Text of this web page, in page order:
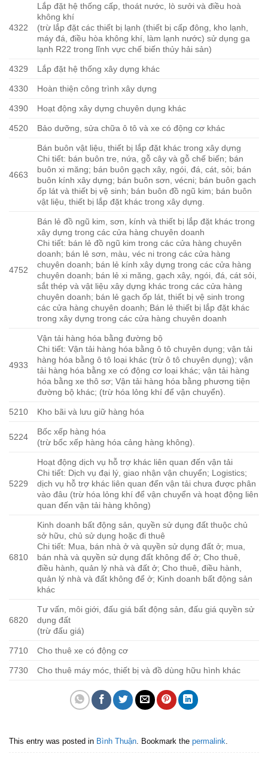
4322
Lắp đặt hệ thống cấp, thoát nước, lò sưởi và điều hoà
không khí
(trừ lắp đặt các thiết bị lạnh (thiết bị cấp đông, kho lạnh,
máy đá, điều hòa không khí, làm lạnh nước) sử dụng ga
lạnh R22 trong lĩnh vực chế biến thủy hải sản)
4329 Lắp đặt hệ thống xây dựng khác
4330 Hoàn thiện công trình xây dựng
4390 Hoạt động xây dựng chuyên dụng khác
4520 Bảo dưỡng, sửa chữa ô tô và xe có động cơ khác
4663
Bán buôn vật liệu, thiết bị lắp đặt khác trong xây dựng
Chi tiết: bán buôn tre, nứa, gỗ cây và gỗ chế biến; bán
buôn xi măng; bán buôn gạch xây, ngói, đá, cát, sỏi; bán
buôn kính xây dựng; bán buôn sơn, vécni; bán buôn gạch
ốp lát và thiết bị vệ sinh; bán buôn đồ ngũ kim; bán buôn
vật liệu, thiết bị lắp đặt khác trong xây dựng.
4752
Bán lẻ đồ ngũ kim, sơn, kính và thiết bị lắp đặt khác trong
xây dựng trong các cửa hàng chuyên doanh
Chi tiết: bán lẻ đồ ngũ kim trong các cửa hàng chuyên
doanh; bán lẻ sơn, màu, véc ni trong các cửa hàng
chuyên doanh; bán lẻ kính xây dựng trong các cửa hàng
chuyên doanh; bán lẻ xi măng, gạch xây, ngói, đá, cát sỏi,
sắt thép và vật liệu xây dựng khác trong các cửa hàng
chuyên doanh; bán lẻ gạch ốp lát, thiết bị vệ sinh trong
các cửa hàng chuyên doanh; Bán lẻ thiết bị lắp đặt khác
trong xây dựng trong các cửa hàng chuyên doanh
4933
Vận tải hàng hóa bằng đường bộ
Chi tiết: Vận tải hàng hóa bằng ô tô chuyên dụng; vận tải
hàng hóa bằng ô tô loại khác (trừ ô tô chuyên dụng); vận
tải hàng hóa bằng xe có động cơ loại khác; vận tải hàng
hóa bằng xe thô sơ; Vận tải hàng hóa bằng phương tiện
đường bộ khác; (trừ hóa lỏng khí để vận chuyển).
5210 Kho bãi và lưu giữ hàng hóa
5224
Bốc xếp hàng hóa
(trừ bốc xếp hàng hóa cảng hàng không).
5229
Hoạt động dịch vụ hỗ trợ khác liên quan đến vận tải
Chi tiết: Dịch vụ đại lý, giao nhận vận chuyển; Logistics;
dịch vụ hỗ trợ khác liên quan đến vận tải chưa được phân
vào đâu (trừ hóa lỏng khí để vận chuyển và hoạt động liên
quan đến vận tải hàng không)
6810
Kinh doanh bất động sản, quyền sử dụng đất thuộc chủ
sở hữu, chủ sử dụng hoặc đi thuê
Chi tiết: Mua, bán nhà ở và quyền sử dụng đất ở; mua,
bán nhà và quyền sử dụng đất không để ở; Cho thuê,
điều hành, quản lý nhà và đất ở; Cho thuê, điều hành,
quản lý nhà và đất không để ở; Kinh doanh bất động sản
khác
6820
Tư vấn, môi giới, đấu giá bất động sản, đấu giá quyền sử
dụng đất
(trừ đấu giá)
7710 Cho thuê xe có động cơ
7730 Cho thuê máy móc, thiết bị và đồ dùng hữu hình khác
This entry was posted in Bình Thuận. Bookmark the permalink.